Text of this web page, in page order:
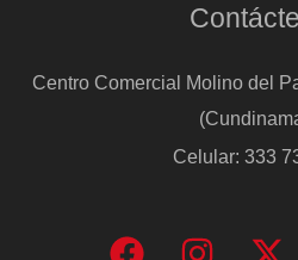
Centro Comercial Molino del
Celular: 333